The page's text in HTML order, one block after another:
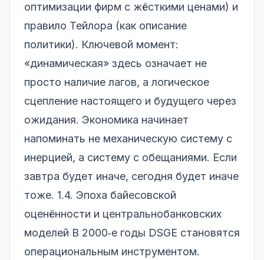
оптимизации фирм с жёсткими ценами) и
правило Тейлора (как описание
политики). Ключевой момент:
«динамическая» здесь означает не
просто наличие лагов, а логическое
сцепление настоящего и будущего через
ожидания. Экономика начинает
напоминать не механическую систему с
инерцией, а систему с обещаниями. Если
завтра будет иначе, сегодня будет иначе
тоже. 1.4. Эпоха байесовской
оценённости и центральнобанковских
моделей В 2000‑е годы DSGE становятся
операциональным инструментом.